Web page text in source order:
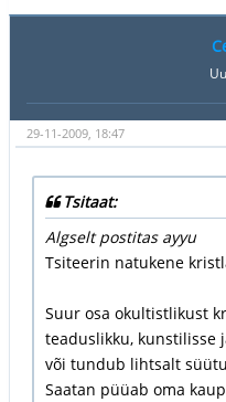
29-11-2009, 18:47
Tsitaat:
Algselt postitas ayyu
Tsiteerin natukene
Suur osa okultistlikust
teaduslikku, kunstilisse
või tundub lihtsalt
Saatan püüab oma